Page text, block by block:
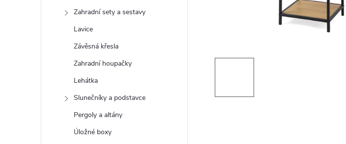
Zahradní sety a sestavy
Lavice
Závěsná křesla
Zahradní houpačky
Lehátka
Slunečníky a podstavce
Pergoly a altány
Úložné boxy